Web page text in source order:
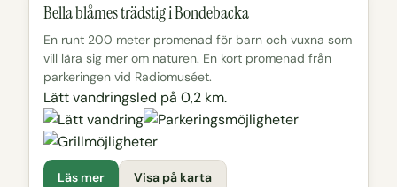
Bella blåmes trädstig i Bondebacka
En runt 200 meter promenad för barn och vuxna som
vill lära sig mer om naturen. En kort promenad från
parkeringen vid Radiomuséet.
Lätt vandringsled på 0,2 km.
Läs mer Visa på karta